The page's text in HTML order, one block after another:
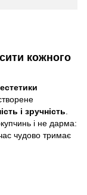
кожного
естетики
створене
і зручність
і не дарма:
чудово тримає